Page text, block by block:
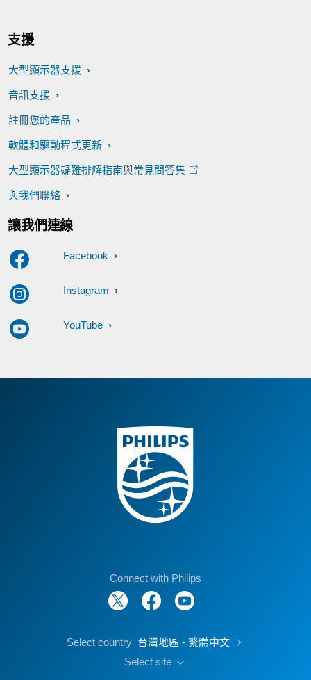
支援
大型顯示器支援
音訊支援
註冊您的產品
軟體和驅動程式更新
大型顯示器疑難排解指南與常見問答集
與我們聯絡
讓我們連線
Facebook
Instagram
YouTube
Connect with Philips
Select country 台灣地區 - 繁體中文
Select site